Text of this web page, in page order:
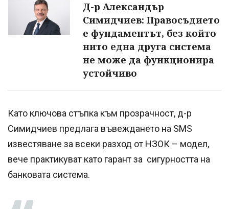
Д-р Александър
Симидчиев: Правосъдието
е фундаментът, без който
нито една друга система
не може да функционира
устойчиво
Като ключова стъпка към прозрачност, д-р
Симидчиев предлага въвеждането на SMS
известяване за всеки разход от НЗОК – модел,
вече практикуват като гарант за сигурността на
банковата система.